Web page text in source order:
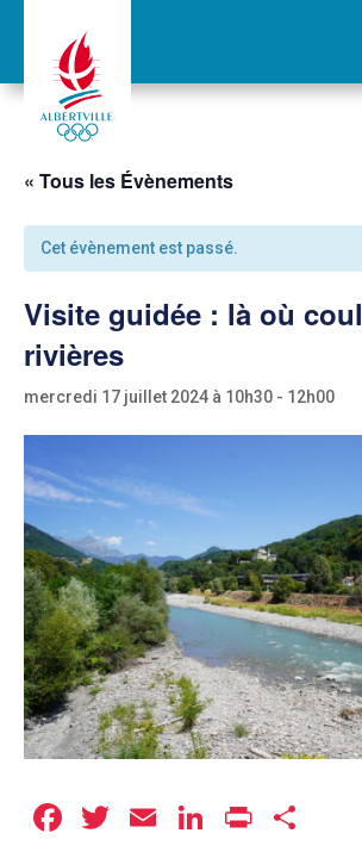
« Tous les Évènements
Cet évènement est passé.
Visite guidée : là où
rivières
mercredi 17 juillet 2024 à 10h30 - 12h00
Facebook
Twitter
EmailLinkedIn
Print